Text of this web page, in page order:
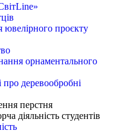
проєкту
орнаментального
про деревообробні
перстня
діяльність студентів